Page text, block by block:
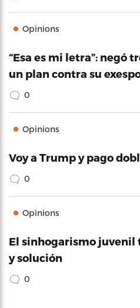
Opinions
“Esa es mi letra”: negó
un plan contra su
0
Opinions
Voy a Trump y pago
0
Opinions
El sinhogarismo juvenil
y solución
0